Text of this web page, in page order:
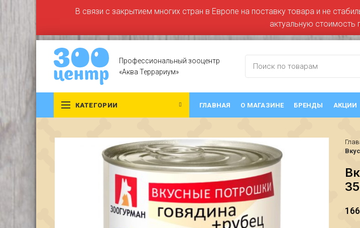
Профессиональный зооцентр
«Аква Террариум»
КАТЕГОРИИ ГЛАВНАЯ О МАГАЗИНЕ БРЕНДЫ АКЦИИ
166
В связи с закрытием многих стран в Европе на поставку товара и не
актуальную стоимость